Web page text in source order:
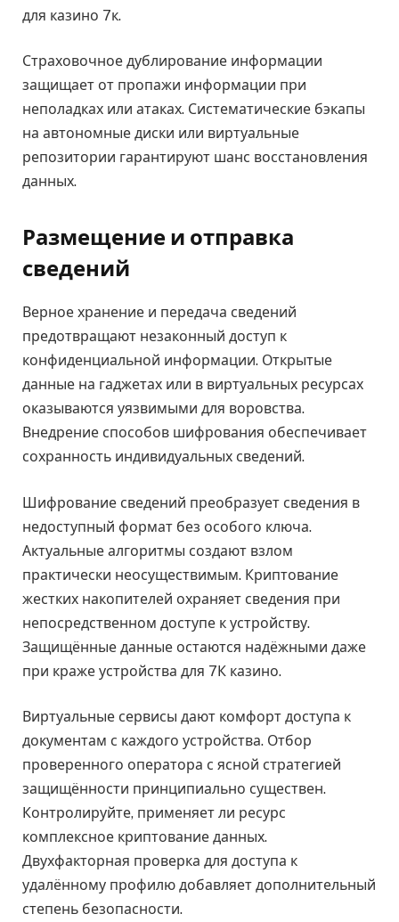
для казино 7к.
Страховочное дублирование информации
защищает от пропажи информации при
неполадках или атаках. Систематические бэкапы
на автономные диски или виртуальные
репозитории гарантируют шанс восстановления
данных.
Размещение и отправка
сведений
Верное хранение и передача сведений
предотвращают незаконный доступ к
конфиденциальной информации. Открытые
данные на гаджетах или в виртуальных ресурсах
оказываются уязвимыми для воровства.
Внедрение способов шифрования обеспечивает
сохранность индивидуальных сведений.
Шифрование сведений преобразует сведения в
недоступный формат без особого ключа.
Актуальные алгоритмы создают взлом
практически неосуществимым. Криптование
жестких накопителей охраняет сведения при
непосредственном доступе к устройству.
Защищённые данные остаются надёжными даже
при краже устройства для 7К казино.
Виртуальные сервисы дают комфорт доступа к
документам с каждого устройства. Отбор
проверенного оператора с ясной стратегией
защищённости принципиально существен.
Контролируйте, применяет ли ресурс
комплексное криптование данных.
Двухфакторная проверка для доступа к
удалённому профилю добавляет дополнительный
степень безопасности.